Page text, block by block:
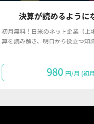
マガジン
業）を中心に、決
届けします。
のお